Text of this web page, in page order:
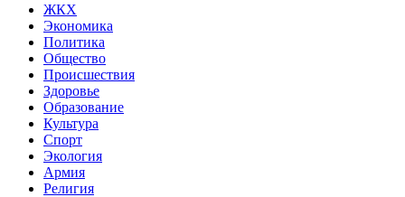
ЖКХ
Экономика
Политика
Общество
Происшествия
Здоровье
Образование
Культура
Спорт
Экология
Армия
Религия